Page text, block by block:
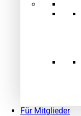
Für Mitglieder